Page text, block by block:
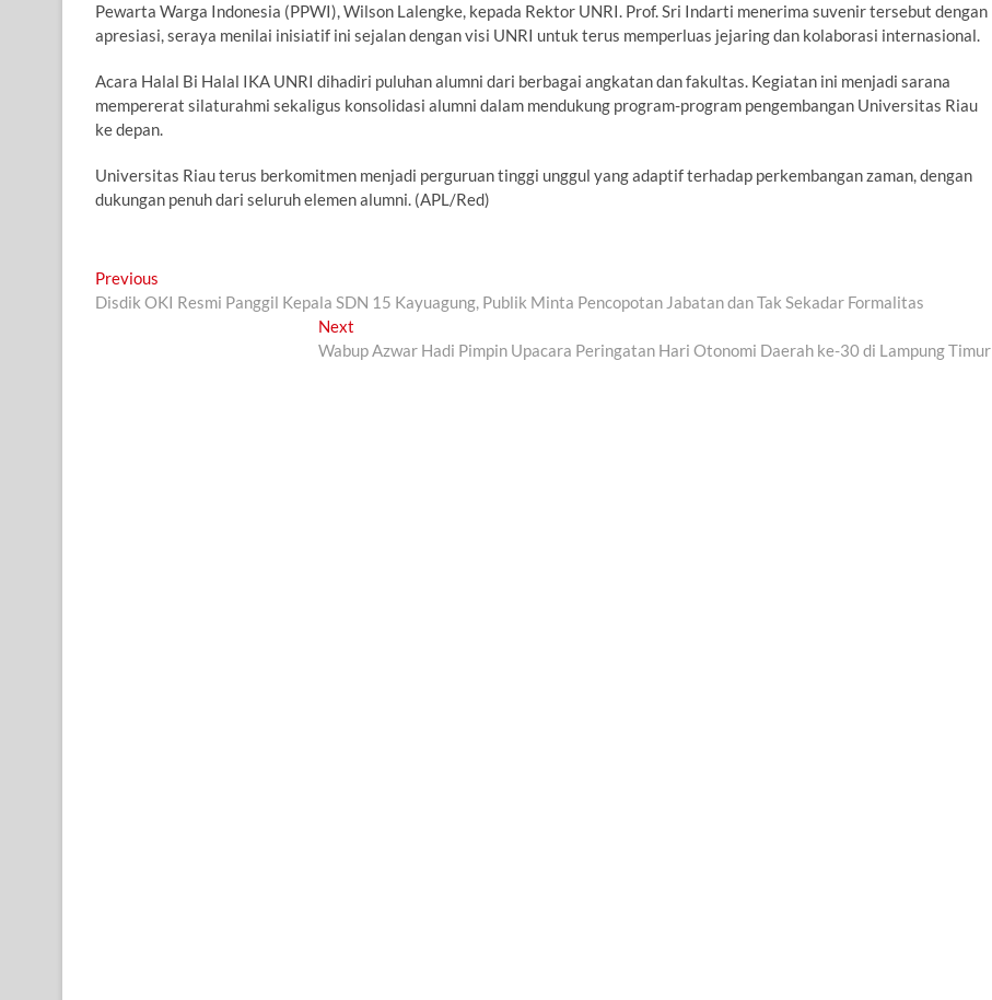
Pewarta Warga Indonesia (PPWI), Wilson Lalengke, kepada Rektor UNRI. Prof. Sri Indarti menerima suvenir tersebut dengan
apresiasi, seraya menilai inisiatif ini sejalan dengan visi UNRI untuk terus memperluas jejaring dan kolaborasi internasional.
Acara Halal Bi Halal IKA UNRI dihadiri puluhan alumni dari berbagai angkatan dan fakultas. Kegiatan ini menjadi sarana
mempererat silaturahmi sekaligus konsolidasi alumni dalam mendukung program-program pengembangan Universitas Riau
ke depan.
Universitas Riau terus berkomitmen menjadi perguruan tinggi unggul yang adaptif terhadap perkembangan zaman, dengan
dukungan penuh dari seluruh elemen alumni. (APL/Red)
Navigasi
pos
Previous
post:
Disdik OKI Resmi Panggil Kepala SDN 15 Kayuagung, Publik Minta Pencopotan Jabatan dan Tak Sekadar Formalitas
Next
post:
Wabup Azwar Hadi Pimpin Upacara Peringatan Hari Otonomi Daerah ke-30 di Lampung Timur